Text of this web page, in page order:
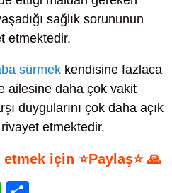
sağlık sorununun
etmektedir.
sürmek kendisine fazlaca
ailesine daha çok vakit
duygularını çok daha açık
etmektedir.
için ⭐Paylaş⭐ 🙏